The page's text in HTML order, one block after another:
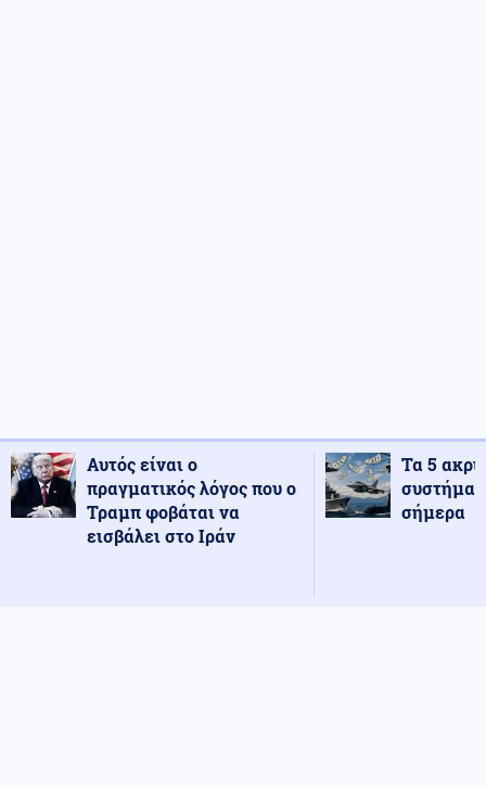
Αυτός είναι ο
πραγματικός λόγος που ο
Τραμπ φοβάται να
εισβάλει στο Ιράν
Τα 5
σήμερα